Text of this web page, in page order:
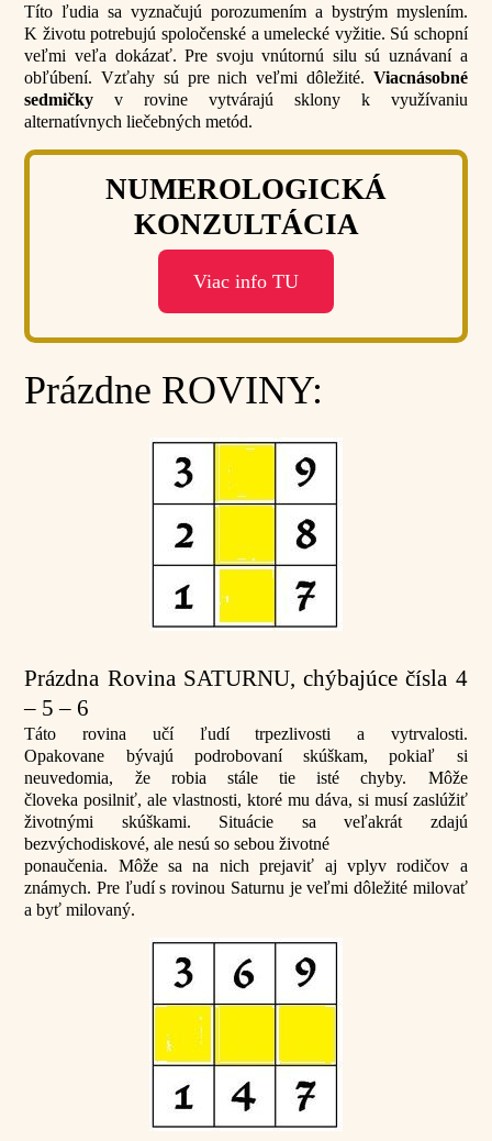
Títo ľudia sa vyznačujú porozumením a bystrým myslením.
K životu potrebujú spoločenské a umelecké vyžitie. Sú schopní
veľmi veľa dokázať. Pre svoju vnútornú silu sú uznávaní a
obľúbení. Vzťahy sú pre nich veľmi dôležité. Viacnásobné
sedmičky v rovine vytvárajú sklony k využívaniu
alternatívnych liečebných metód.
NUMEROLOGICKÁ
KONZULTÁCIA
Viac info TU
Prázdne ROVINY:
Prázdna Rovina SATURNU, chýbajúce čísla 4
– 5 – 6
Táto rovina učí ľudí trpezlivosti a vytrvalosti.
Opakovane bývajú podrobovaní skúškam, pokiaľ si
neuvedomia, že robia stále tie isté chyby. Môže
človeka posilniť, ale vlastnosti, ktoré mu dáva, si musí zaslúžiť
životnými skúškami. Situácie sa veľakrát zdajú
bezvýchodiskové, ale nesú so sebou životné
ponaučenia. Môže sa na nich prejaviť aj vplyv rodičov a
známych. Pre ľudí s rovinou Saturnu je veľmi dôležité milovať
a byť milovaný.